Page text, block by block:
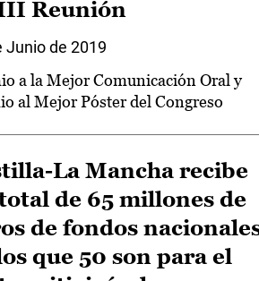
Reunión
Junio de 2019
a la Mejor Comunicación Oral y
al Mejor Póster del Congreso
La Mancha recibe
de 65 millones de
de fondos
que 50 son para el